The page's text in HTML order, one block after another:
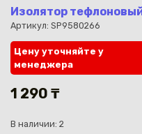
Изолятор тефлоновый
Артикул: SP9580266
Цену уточняйте у
менеджера
1 290 ₸
В наличии: 2